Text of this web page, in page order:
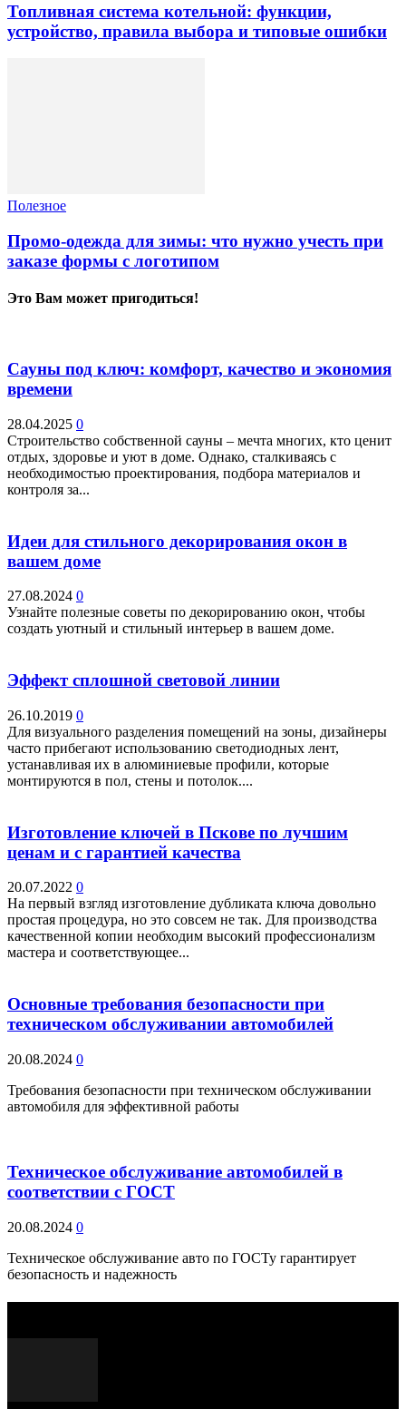
Топливная система котельной: функции,
устройство, правила выбора и типовые ошибки
Полезное
Промо-одежда для зимы: что нужно учесть при
заказе формы с логотипом
Это Вам может пригодиться!
Сауны под ключ: комфорт, качество и экономия
времени
28.04.2025 0
Строительство собственной сауны – мечта многих, кто ценит
отдых, здоровье и уют в доме. Однако, сталкиваясь с
необходимостью проектирования, подбора материалов и
контроля за...
Идеи для стильного декорирования окон в
вашем доме
27.08.2024 0
Узнайте полезные советы по декорированию окон, чтобы
создать уютный и стильный интерьер в вашем доме.
Эффект сплошной световой линии
26.10.2019 0
Для визуального разделения помещений на зоны, дизайнеры
часто прибегают использованию светодиодных лент,
устанавливая их в алюминиевые профили, которые
монтируются в пол, стены и потолок....
Изготовление ключей в Пскове по лучшим
ценам и с гарантией качества
20.07.2022 0
На первый взгляд изготовление дубликата ключа довольно
простая процедура, но это совсем не так. Для производства
качественной копии необходим высокий профессионализм
мастера и соответствующее...
Основные требования безопасности при
техническом обслуживании автомобилей
20.08.2024 0
Требования безопасности при техническом обслуживании
автомобиля для эффективной работы
Техническое обслуживание автомобилей в
соответствии с ГОСТ
20.08.2024 0
Техническое обслуживание авто по ГОСТу гарантирует
безопасность и надежность